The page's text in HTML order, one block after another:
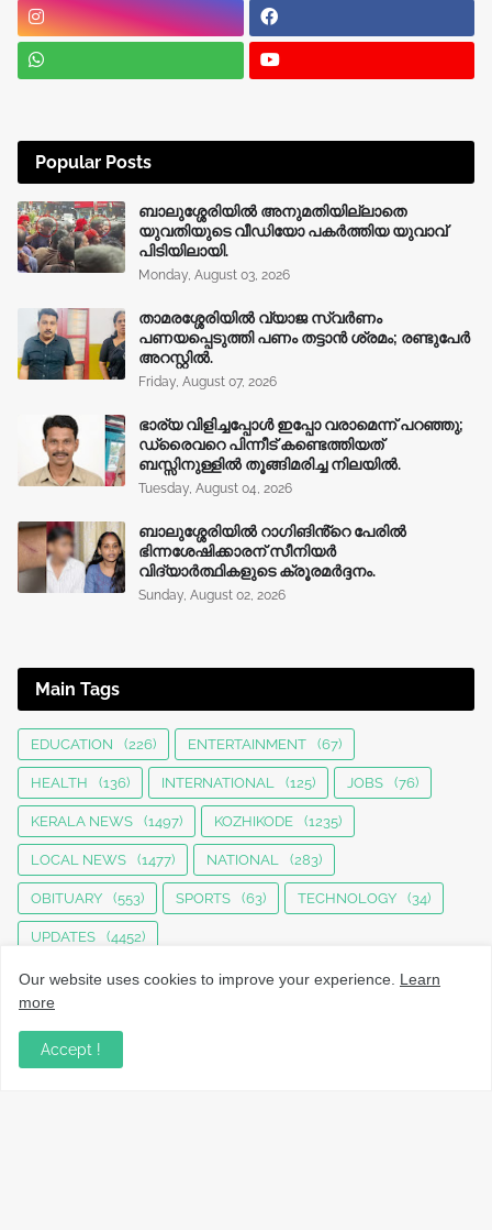
Popular Posts
ബാലുശ്ശേരിയിൽ അനുമതിയില്ലാതെ
യുവതിയുടെ വീഡിയോ പകർത്തിയ യുവാവ്
പിടിയിലായി.
Monday, August 03, 2026
താമരശ്ശേരിയിൽ വ്യാജ സ്വർണം
പണയപ്പെടുത്തി പണം തട്ടാൻ ശ്രമം; രണ്ടുപേർ
അറസ്റ്റിൽ.
Friday, August 07, 2026
ഭാര്യ വിളിച്ചപ്പോള്‍ ഇപ്പോ വരാമെന്ന് പറഞ്ഞു;
ഡ്രൈവറെ പിന്നീട് കണ്ടെത്തിയത്
ബസ്സിനുള്ളില്‍ തൂങ്ങിമരിച്ച നിലയിൽ.
Tuesday, August 04, 2026
ബാലുശ്ശേരിയിൽ റാഗിങിൻ്റെ പേരിൽ
ഭിന്നശേഷിക്കാരന് സീനിയർ
വിദ്യാർത്ഥികളുടെ ക്രൂരമര്‍ദ്ദനം.
Sunday, August 02, 2026
Main Tags
EDUCATION (226) ENTERTAINMENT (67)
HEALTH (136) INTERNATIONAL (125) JOBS (76)
KERALA NEWS (1497) KOZHIKODE (1235)
LOCAL NEWS (1477) NATIONAL (283)
OBITUARY (553) SPORTS (63) TECHNOLOGY (34)
UPDATES (4452)
Our website uses cookies to improve your experience. Learn
more
Accept !